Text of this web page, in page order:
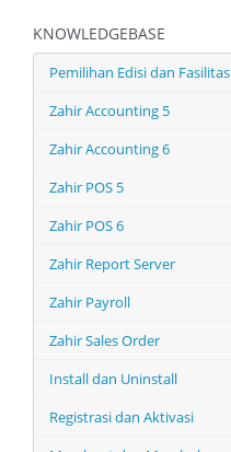
KNOWLEDGEBASE
Pemilihan Edisi dan Fasilitas
Zahir Accounting 5
Zahir Accounting 6
Zahir POS 5
Zahir POS 6
Zahir Report Server
Zahir Payroll
Zahir Sales Order
Install dan Uninstall
Registrasi dan Aktivasi